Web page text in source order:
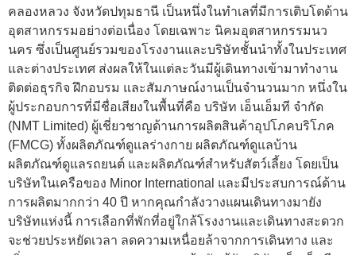
คลองหลวง จังหวัดปทุมธานี เป็นหนึ่งในทำเลที่มีการเติบโตด้าน
อุตสาหกรรมอย่างต่อเนื่อง โดยเฉพาะ นิคมอุตสาหกรรมนว
นคร ซึ่งเป็นศูนย์รวมของโรงงานและบริษัทชั้นนำทั้งในประเทศ
และต่างประเทศ ส่งผลให้ในแต่ละวันมีผู้เดินทางเข้ามาทำงาน
ติดต่อธุรกิจ ฝึกอบรม และสัมภาษณ์งานเป็นจำนวนมาก หนึ่งใน
ผู้ประกอบการที่มีชื่อเสียงในพื้นที่คือ บริษัท เอ็นเอ็มที จำกัด
(NMT Limited) ผู้เชี่ยวชาญด้านการผลิตสินค้าอุปโภคบริโภค
(FMCG) ทั้งผลิตภัณฑ์ดูแลร่างกาย ผลิตภัณฑ์ดูแลบ้าน
ผลิตภัณฑ์ดูแลรถยนต์ และผลิตภัณฑ์สำหรับสัตว์เลี้ยง โดยเป็น
บริษัทในเครือของ Minor International และมีประสบการณ์ด้าน
การผลิตมากกว่า 40 ปี หากคุณกำลังวางแผนเดินทางมายัง
บริษัทแห่งนี้ การเลือกที่พักที่อยู่ใกล้โรงงานและเดินทางสะดวก
จะช่วยประหยัดเวลา ลดความเหนื่อยล้าจากการเดินทาง และ